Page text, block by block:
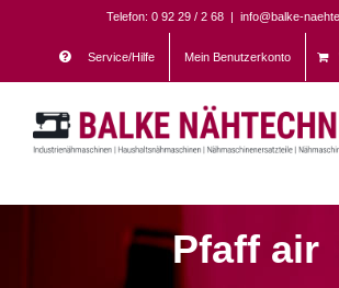
content
Telefon: 0 92 29 / 2 68 | info@balke-
Service/Hilfe Mein Benutzerkonto
Pfaff air